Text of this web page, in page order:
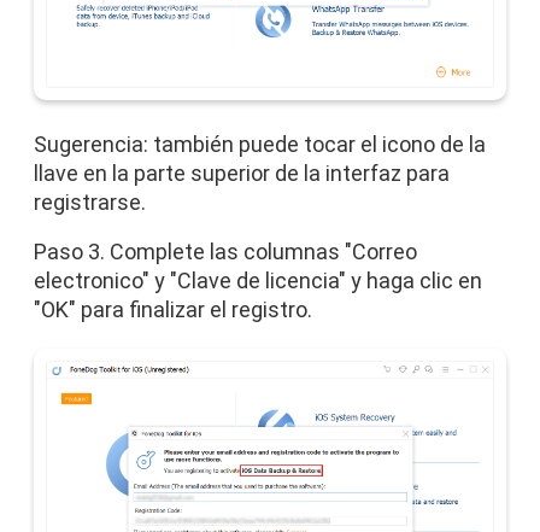
Sugerencia: también puede tocar el icono de la
llave en la parte superior de la interfaz para
registrarse.
Paso 3. Complete las columnas "Correo
electronico" y "Clave de licencia" y haga clic en
"OK" para finalizar el registro.